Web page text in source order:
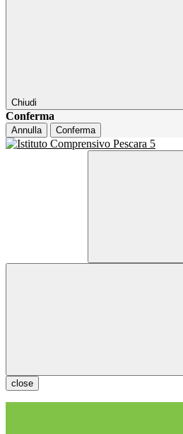
Chiudi
Conferma
Annulla Conferma
close